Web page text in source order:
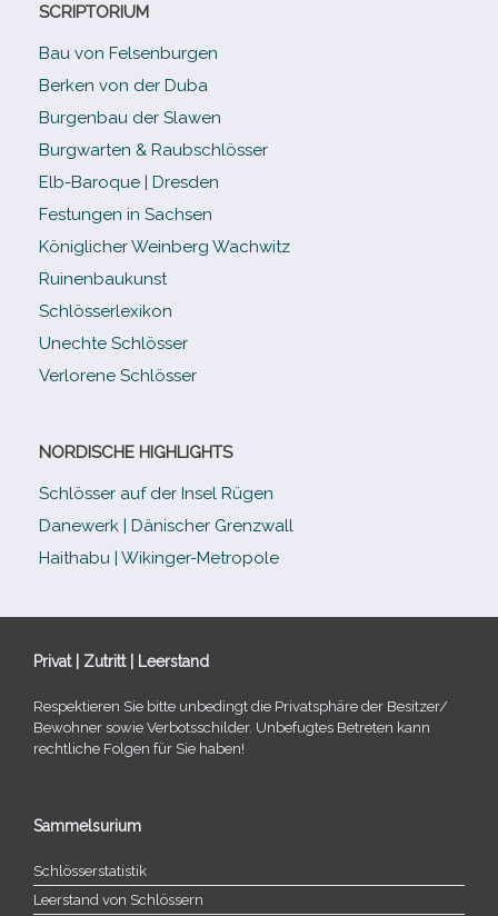
SCRIPTORIUM
Bau von Felsenburgen
Berken von der Duba
Burgenbau der Slawen
Burgwarten & Raubschlösser
Elb-​Baroque | Dresden
Festungen in Sachsen
Königlicher Weinberg Wachwitz
Ruinenbaukunst
Schlösserlexikon
Unechte Schlösser
Verlorene Schlösser
NORDISCHE HIGHLIGHTS
Schlösser auf der Insel Rügen
Danewerk | Dänischer Grenzwall
Haithabu | Wikinger-Metropole
Privat | Zutritt | Leerstand
Respektieren Sie bitte unbe­dingt die Privatsphäre der Besitzer/​
Bewohner sowie Verbotsschilder. Unbefugtes Betreten kann
recht­li­che Folgen für Sie haben!
Sammelsurium
Schlösserstatistik
Leerstand von Schlössern